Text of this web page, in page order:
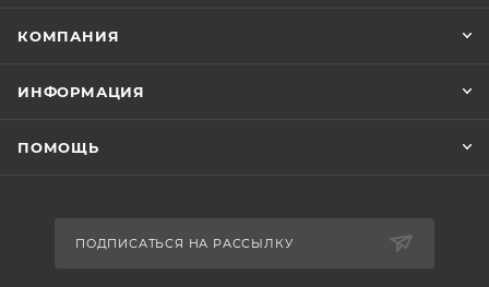
КОМПАНИЯ
ИНФОРМАЦИЯ
ПОМОЩЬ
ПОДПИСАТЬСЯ НА РАССЫЛКУ